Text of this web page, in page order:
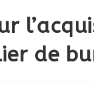
de